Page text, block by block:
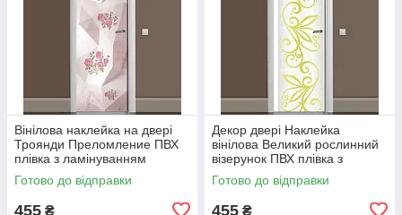
Вінілова наклейка на двері
Троянди Преломление ПВХ
плівка з ламінуванням
600х1800 мм Абстракція
Рожевий
Готово до відправки
455 ₴
Декор двері Наклейка
вінілова Великий рослинний
візерунок ПВХ плівка з
ламінуванням 600х1800 мм
Абстракція Сірий
Готово до відправки
455 ₴